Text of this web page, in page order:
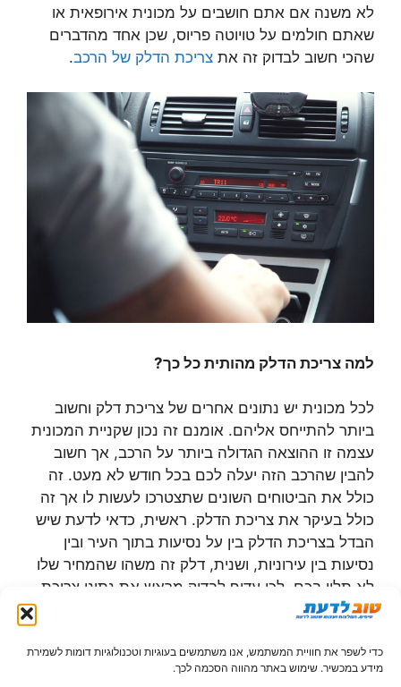
כדי לשפר את חוויית המשתמש, אנו משתמשים בעוגיות וטכנולוגיות דומות לשמירת
מידע במכשיר. שימוש באתר מהווה הסכמה לכך.
לא משנה אם אתם חושבים על מכונית אירופאית או
שאתם חולמים על טויוטה פריוס, שכן אחד מהדברים
שהכי חשוב לבדוק זה את צריכת הדלק של הרכב.
למה צריכת הדלק מהותית כל כך?
לכל מכונית יש נתונים אחרים של צריכת דלק וחשוב
ביותר להתייחס אליהם. אומנם זה נכון שקניית המכונית
עצמה זו ההוצאה הגדולה ביותר על הרכב, אך חשוב
להבין שהרכב הזה יעלה לכם בכל חודש לא מעט. זה
כולל את הביטוחים השונים שתצטרכו לעשות לו אך זה
כולל בעיקר את צריכת הדלק. ראשית, כדאי לדעת שיש
הבדל בצריכת הדלק בין על נסיעות בתוך העיר ובין
נסיעות בין עירוניות, ושנית, דלק זה משהו שהמחיר שלו
לא תלוי בכם. לכן עדיף לבדוק מראש את נתוני צריכת
הדלק של המכונית שאתם רוצים לקנות שכן חבל לקנות
מכוניות היברידיות והכדאיות שלהן